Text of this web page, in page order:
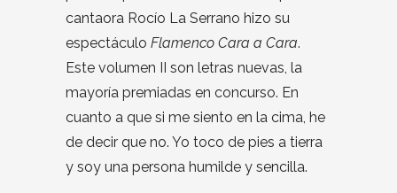
cantaora Rocío La Serrano hizo su
espectáculo Flamenco Cara a Cara.
Este volumen II son letras nuevas, la
mayoría premiadas en concurso. En
cuanto a que si me siento en la cima, he
de decir que no. Yo toco de pies a tierra
y soy una persona humilde y sencilla.